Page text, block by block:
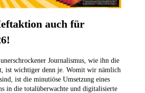
Körperfunktion, die der Mensch wirklich
auch für
Journalismus, wie ihn die
ist wichtiger denn je. Womit wir nämlich
ist die minutiöse Umsetzung eines
in die totalüberwachte und digitalisierte